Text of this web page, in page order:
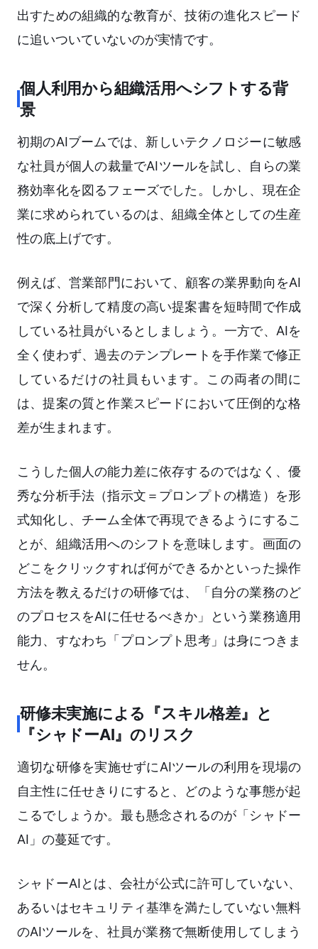
出すための組織的な教育が、技術の進化スピード
に追いついていないのが実情です。
個人利用から組織活用へシフトする背
景
初期のAIブームでは、新しいテクノロジーに敏感
な社員が個人の裁量でAIツールを試し、自らの業
務効率化を図るフェーズでした。しかし、現在企
業に求められているのは、組織全体としての生産
性の底上げです。
例えば、営業部門において、顧客の業界動向をAI
で深く分析して精度の高い提案書を短時間で作成
している社員がいるとしましょう。一方で、AIを
全く使わず、過去のテンプレートを手作業で修正
しているだけの社員もいます。この両者の間に
は、提案の質と作業スピードにおいて圧倒的な格
差が生まれます。
こうした個人の能力差に依存するのではなく、優
秀な分析手法（指示文＝プロンプトの構造）を形
式知化し、チーム全体で再現できるようにするこ
とが、組織活用へのシフトを意味します。画面の
どこをクリックすれば何ができるかといった操作
方法を教えるだけの研修では、「自分の業務のど
のプロセスをAIに任せるべきか」という業務適用
能力、すなわち「プロンプト思考」は身につきま
せん。
研修未実施による『スキル格差』と
『シャドーAI』のリスク
適切な研修を実施せずにAIツールの利用を現場の
自主性に任せきりにすると、どのような事態が起
こるでしょうか。最も懸念されるのが「シャドー
AI」の蔓延です。
シャドーAIとは、会社が公式に許可していない、
あるいはセキュリティ基準を満たしていない無料
のAIツールを、社員が業務で無断使用してしまう